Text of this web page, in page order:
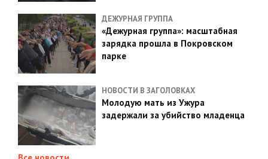
ДЕЖУРНАЯ ГРУППА
«Дежурная группа»: масштабная
зарядка прошла в Покровском
парке
НОВОСТИ В ЗАГОЛОВКАХ
Молодую мать из Ужура
задержали за убийство младенца